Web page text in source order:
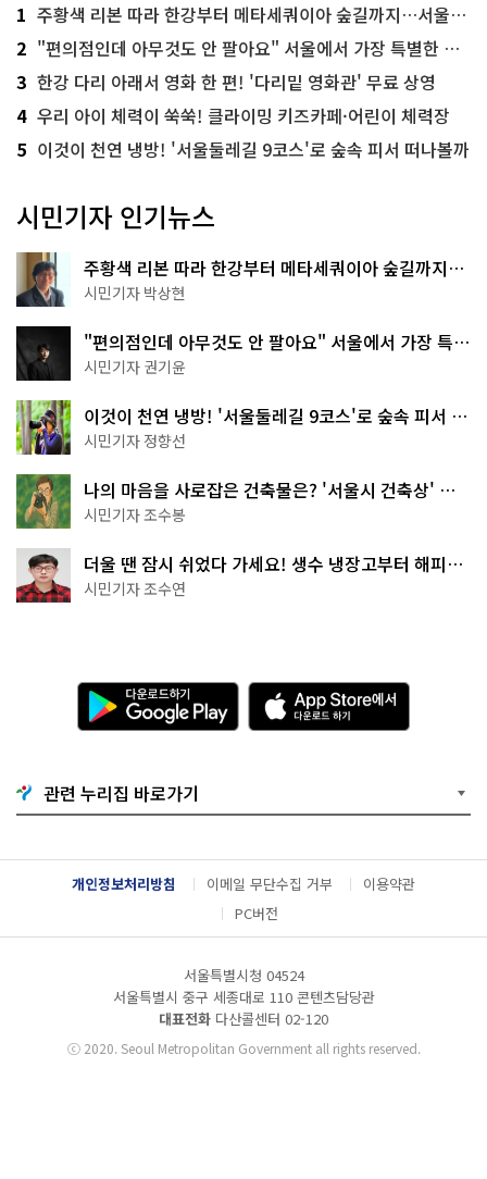
1 주황색 리본 따라 한강부터 메타세쿼이아 숲길까지…서울둘레길 15코스
2 "편의점인데 아무것도 안 팔아요" 서울에서 가장 특별한 편의점의 정체
3 한강 다리 아래서 영화 한 편! '다리밑 영화관' 무료 상영
4 우리 아이 체력이 쑥쑥! 클라이밍 키즈카페·어린이 체력장
5 이것이 천연 냉방! '서울둘레길 9코스'로 숲속 피서 떠나볼까
시민기자 인기뉴스
주황색 리본 따라 한강부터 메타세쿼이아 숲길까지…
서울둘레길 15코스
시민기자 박상현
"편의점인데 아무것도 안 팔아요" 서울에서 가장 특별
한 편의점의 정체
시민기자 권기윤
이것이 천연 냉방! '서울둘레길 9코스'로 숲속 피서 떠
나볼까
시민기자 정향선
나의 마음을 사로잡은 건축물은? '서울시 건축상' 수
상작 공개!
시민기자 조수봉
더울 땐 잠시 쉬었다 가세요! 생수 냉장고부터 해피소
·무더위쉼터까지
시민기자 조수연
다
운
로
기
G
o
g
l
e
l
A
p
p
e
서
다
운
드
관련 누리집 바로가기
개인정보처리방침 이메일 무단수집 거부
이용약관
PC버전
서울특별시청 04524
서울특별시 중구 세종대로 110 콘텐츠담당관
대표전화 다산콜센터 02-120
ⓒ2020. Seoul Metropolitan Government all rights reserved.